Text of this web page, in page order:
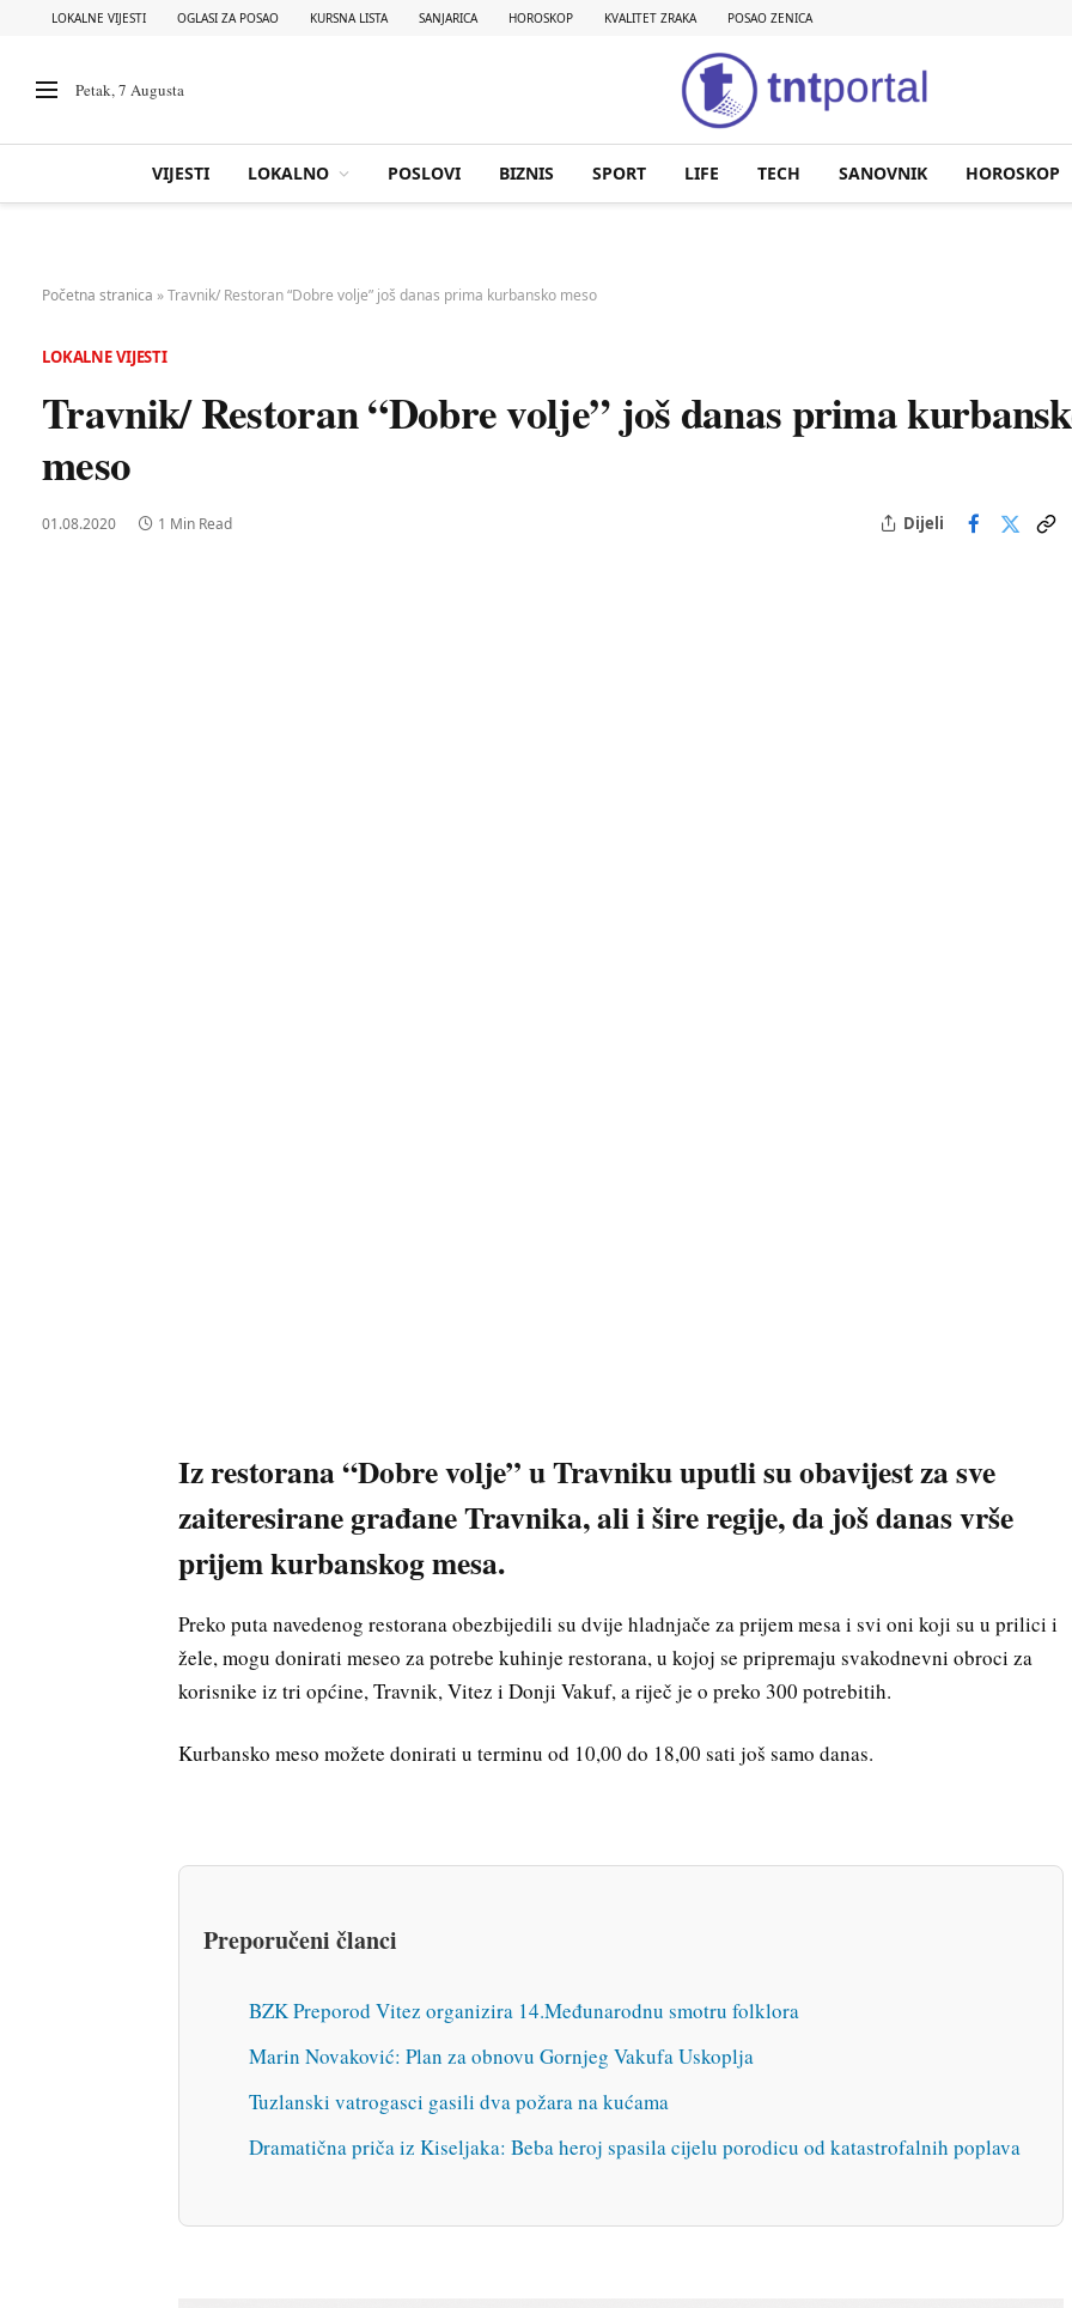
LOKALNE VIJESTI OGLASI ZA POSAO KURSNA LISTA SANJARICA HOROSKOP KVALITET ZRAKA POSAO ZENICA
Petak, 7 Augusta
VIJESTI LOKALNO POSLOVI BIZNIS SPORT LIFE TECH SANOVNIK HOROSKOP
Početna stranica »Travnik/ Restoran “Dobre volje” još danas prima kurbansko meso
LOKALNE VIJESTI
Travnik/ Restoran “Dobre volje” još danas prima
meso
01.08.2020 1 Min Read Dijeli
Iz restorana “Dobre volje” u Travniku uputli su obavijest za sve
zaiteresirane građane Travnika, ali i šire regije, da još danas vrše
prijem kurbanskog mesa.
Preko puta navedenog restorana obezbijedili su dvije hladnjače za prijem mesa i svi oni koji su u prilici i
žele, mogu donirati meseo za potrebe kuhinje restorana, u kojoj se pripremaju svakodnevni obroci za
korisnike iz tri općine, Travnik, Vitez i Donji Vakuf, a riječ je o preko 300 potrebitih.
Kurbansko meso možete donirati u terminu od 10,00 do 18,00 sati još samo danas.
Preporučeni članci
BZK Preporod Vitez organizira 14.Međunarodnu smotru folklora
Marin Novaković: Plan za obnovu Gornjeg Vakufa Uskoplja
Tuzlanski vatrogasci gasili dva požara na kućama
Dramatična priča iz Kiseljaka: Beba heroj spasila cijelu porodicu od katastrofalnih poplava